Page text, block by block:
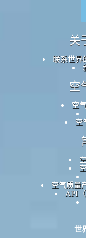
关
联系世界
空
空
空
空气质量
API
世